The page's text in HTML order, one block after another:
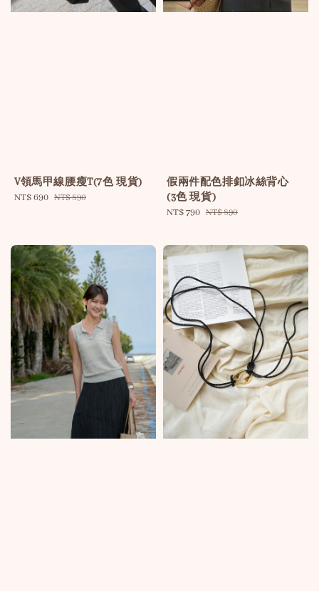
V領馬甲線腰瘦T(7色 現貨)
Sale
NT$ 690 Regular
NT$ 890
假兩件配色排釦冰絲背心
(3色 現貨)
Sale
NT$ 790 Regular
NT$ 890